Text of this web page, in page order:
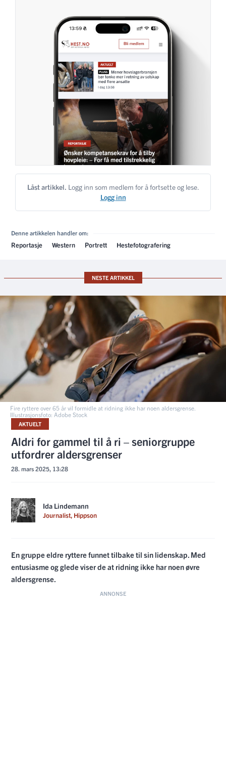
Låst artikkel. Logg inn som medlem for å fortsette og lese.
Logg inn
Denne artikkelen handler om:
Reportasje Western Portrett Hestefotografering
NESTE ARTIKKEL
Fire ryttere over 65 år vil formidle at ridning ikke har noen aldersgrense.
Illustrasjonsfoto: Adobe Stock
AKTUELT
Aldri for gammel til å ri – seniorgruppe
utfordrer aldersgrenser
28. mars 2025, 13:28
Ida Lindemann
Journalist, Hippson
En gruppe eldre ryttere funnet tilbake til sin lidenskap. Med
entusiasme og glede viser de at ridning ikke har noen øvre
aldersgrense.